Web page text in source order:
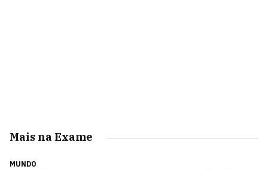
Mais na Exame
MUNDO